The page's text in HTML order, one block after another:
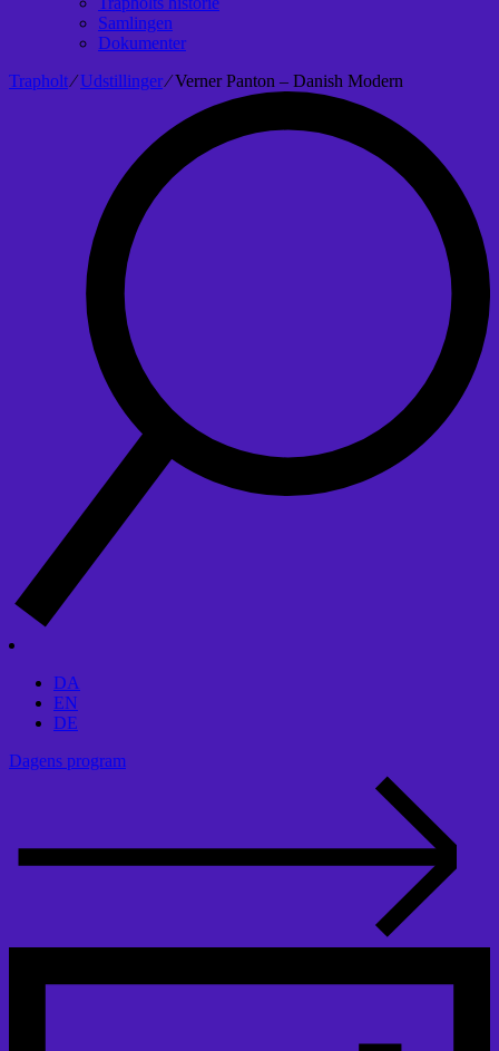
Samlingen
Dokumenter
Trapholt∕Udstillinger∕Verner Panton – Danish Modern
DA
EN
DE
Dagens program